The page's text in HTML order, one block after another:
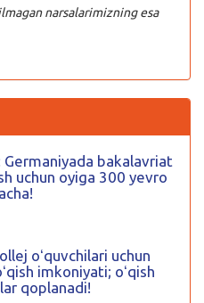
narsalarimizning esa
bakalavriat
uchun oyiga 300 yevro
oʻquvchilari uchun
imkoniyati; oʻqish
qoplanadi!